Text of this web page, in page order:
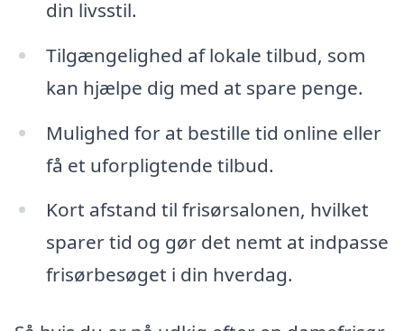
din livsstil.
Tilgængelighed af lokale tilbud, som
kan hjælpe dig med at spare penge.
Mulighed for at bestille tid online eller
få et uforpligtende tilbud.
Kort afstand til frisørsalonen, hvilket
sparer tid og gør det nemt at indpasse
frisørbesøget i din hverdag.